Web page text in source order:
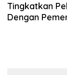
Tingkatkan
Dengan